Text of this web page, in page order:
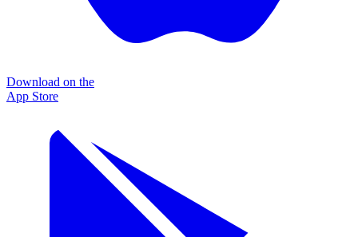
Download on the
App Store